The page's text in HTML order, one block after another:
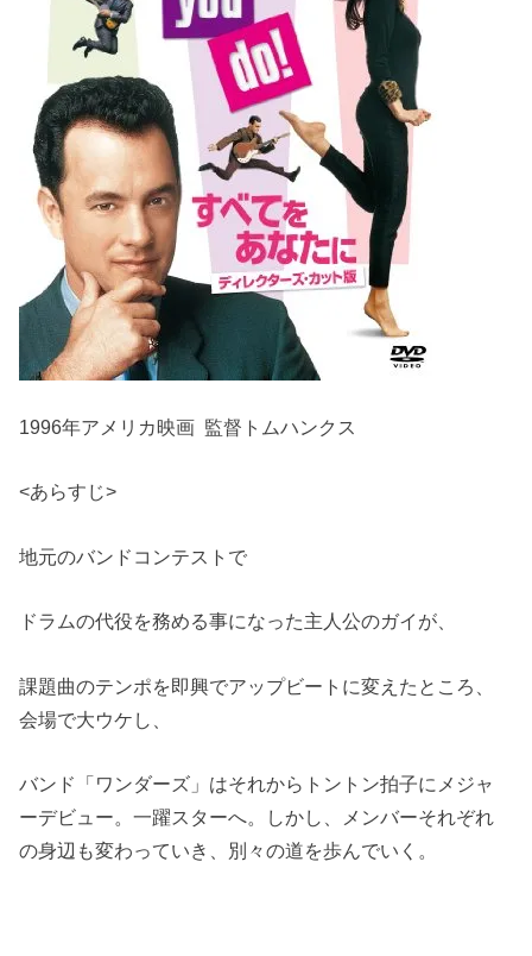
1996年アメリカ映画 監督トムハンクス
<あらすじ>
地元のバンドコンテストで
ドラムの代役を務める事になった主人公のガイが、
課題曲のテンポを即興でアップビートに変えたところ、
会場で大ウケし、
バンド「ワンダーズ」はそれからトントン拍子にメジャ
ーデビュー。一躍スターへ。しかし、メンバーそれぞれ
の身辺も変わっていき、別々の道を歩んでいく。